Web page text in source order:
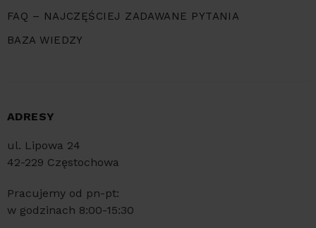
FAQ – NAJCZĘŚCIEJ ZADAWANE PYTANIA
BAZA WIEDZY
ADRESY
ul. Lipowa 24
42-229 Częstochowa
Pracujemy od pn-pt:
w godzinach 8:00-15:30